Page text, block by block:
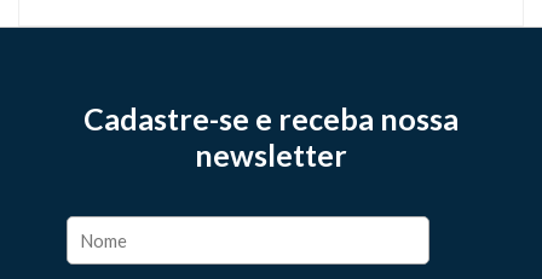
Cadastre-se e receba nossa
newsletter